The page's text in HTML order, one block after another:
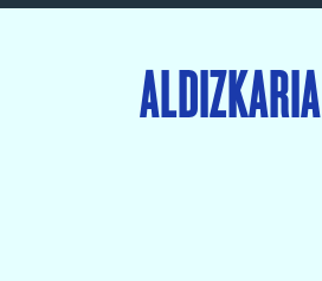
ALDIZKARIA